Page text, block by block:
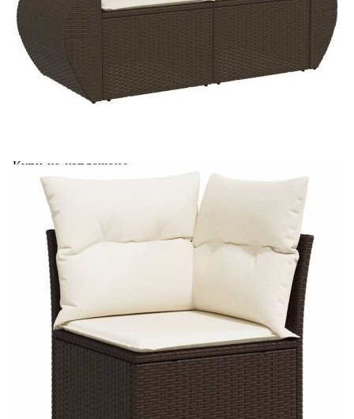
Максимален капацитет на
натоварване (на място):
110 кг
Размери на възглавницата на
седалката:
55 x 55 x 3 см (Ш x Д x Деб)
Материал на покритието:
Плат (100% полиестер)
Материал за пълнеж на
възглавницата за сядане:
Дунапрен
Материал за пълнеж на
Купи на изплащане
Credit calculator
Градински комплект с възглавници, 8 части, кафяв,
полиратан
Please select credit institution
Цена на продукта:
€630.00
Extraction of information from credit institutions
Предоставената таблица е с информационна цел.
Добавете продукта в количката си с бутона "Добави в
количката" и при поръчка ще можете да изберете броя
вноски на кредита.
Acest tabel are caracter informativ. Adăugați produsul în
coșul de cumpărături unde veți putea selecta detaliile
cererii de creditare.
Предоставената таблица е с информационна цел.